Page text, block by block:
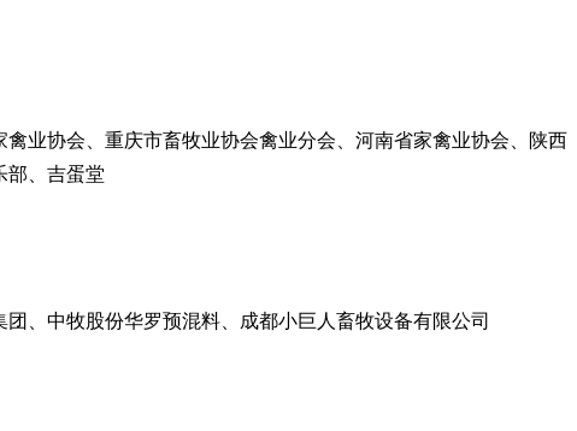
业协会、重庆市畜牧业协会禽业分会、河南省家禽业协会、陕西
部、吉蛋堂
、中牧股份华罗预混料、成都小巨人畜牧设备有限公司